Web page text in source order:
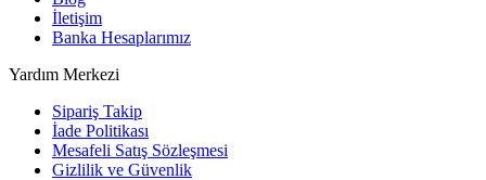
İletişim
Banka Hesaplarımız
Yardım Merkezi
Sipariş Takip
İade Politikası
Mesafeli Satış Sözleşmesi
Gizlilik ve Güvenlik